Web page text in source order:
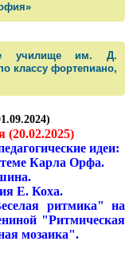
училище им. Д.
классу фортепиано,
(20.02.2025)
идеи:
Карла Орфа.
Е. Коха.
ритмика" на
"Ритмическая
мозаика".